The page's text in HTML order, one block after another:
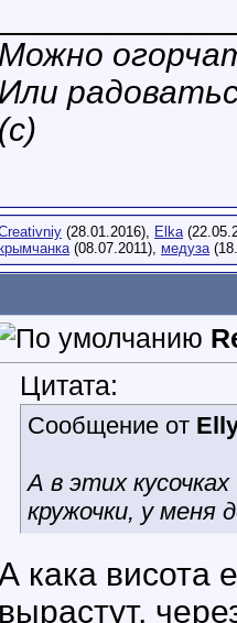
Можно
Или
(с)
(28.01.2016), Elka
(08.07.2011), медуза
Цитата:
Сообщение от
А в этих
кружочки, у меня
кака висота
вырастут,